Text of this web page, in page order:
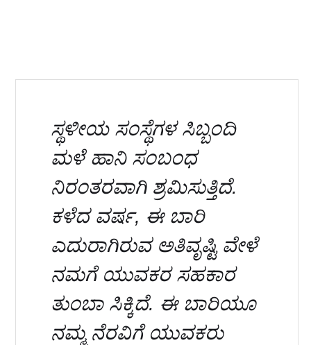
ಸ್ಥಳೀಯ ಸಂಸ್ಥೆಗಳ ಸಿಬ್ಬಂದಿ
ಮಳೆ ಹಾನಿ ಸಂಬಂಧ
ನಿರಂತರವಾಗಿ ಶ್ರಮಿಸುತ್ತಿದೆ.
ಕಳೆದ ವರ್ಷ, ಈ ಬಾರಿ
ಎದುರಾಗಿರುವ ಅತಿವೃಷ್ಟಿ ವೇಳೆ
ನಮಗೆ ಯುವಕರ ಸಹಕಾರ
ತುಂಬಾ ಸಿಕ್ಕಿದೆ. ಈ ಬಾರಿಯೂ
ನಮ್ಮ ನೆರವಿಗೆ ಯುವಕರು